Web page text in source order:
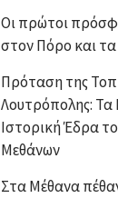
Οι πρώτοι
στον Πόρο και
Πρόταση της
Λουτρόπολης: Τα
Ιστορική Έδρα
Μεθάνων
Στα Μέθανα